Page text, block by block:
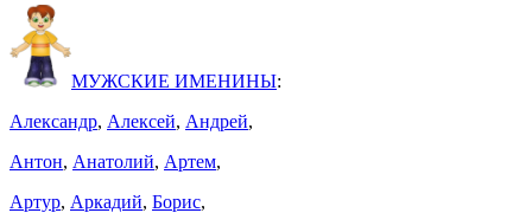
МУЖСКИЕ ИМЕНИНЫ:
Александр, Алексей, Андрей,
Антон, Анатолий, Артем,
Артур, Аркадий, Борис,